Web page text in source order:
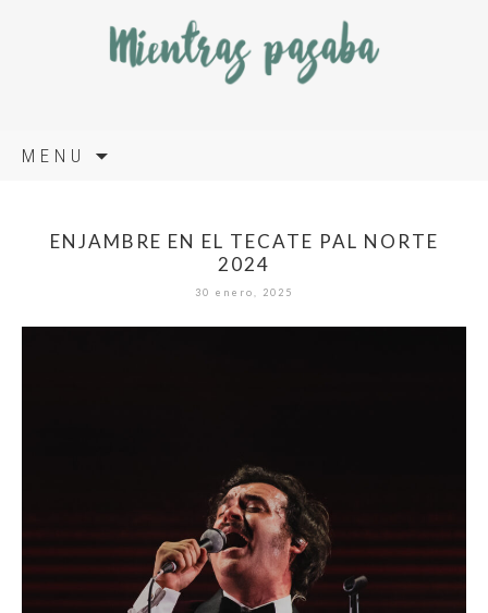
MENU
ENJAMBRE EN EL TECATE PAL NORTE
2024
30 enero, 2025